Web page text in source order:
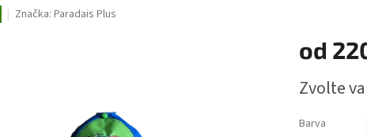
Značka: Paradais Plus
od
cena:
Zvolte
Barva